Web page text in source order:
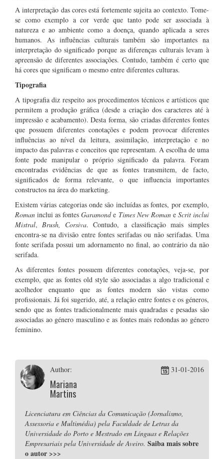
A interpretação das cores está fortemente sujeita ao contexto. Tome-
se como exemplo a cor verde que tanto pode ser associada à
natureza e ao ambiente como a doença, quando aplicada a seres
humanos. As influências culturais também são importantes na
interpretação do significado porque as diferenças culturais levam à
apreensão de diferentes associações. Contudo, também é certo que
há cores que significam o mesmo entre diferentes culturas.
Tipografia
A tipografia diz respeito aos procedimentos técnicos e artísticos que
permitem a produção gráfica (desde a criação dos caracteres até à
impressão e acabamento). Desta forma, são criadas diferentes fontes
que possuem diferentes conotações e podem provocar diferentes
influências ao nível da leitura, assimilação, interpretação e no
impacto das palavras e conceitos que representam. A escolha de uma
fonte pode manipular o próprio significado da palavra. Foram
encontradas evidências de que as fontes transmitem, de facto,
significados de forma relevante, o que influencia importantes
constructos na área do marketing.
Existem várias categorias onde são incluídas as fontes, por exemplo,
Roman inclui as fontesGaramonde Times New Romane Scrit inclui
Mistral,Brush, Corsiva. Contudo, a classificação mais simples
encontra-se na divisão entre fontes serifadas ou não serifadas. Uma
fonte serifada possui um adornamento no final, ao contrário da não
serifada.
As diferentes fontes possuem diferentes conotações, veja-se, por
exemplo, que as fontes old style são associadas a algo tradicional e
acolhedor enquanto que as fontes modern são vistas como
profissionais. Já foi sugerido, até, a relação entre fontes e os géneros,
sendo que as fontes tradicionalmente mais quadradas e pesadas são
associadas ao género masculino e as fontes mais redondas ao género
feminino.
Author:
Mariana
Martins
31-01-2016
Licenciatura em Ciências da Comunicação (Jornalismo,
Assessoria e Multimédia) pela Faculdade de Letras da
Universidade do Porto e Mestrado em Línguas e Relações
Empresariais pela Universidade de Aveiro. Saiba mais sobre
o autor >>>